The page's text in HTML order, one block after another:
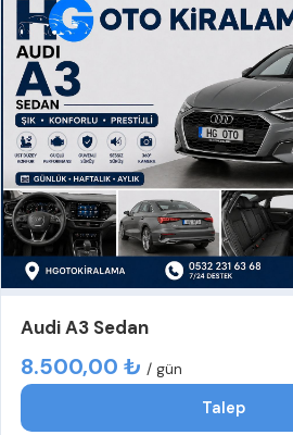
Audi A3 Sedan
8.500,00 ₺ / gün
Talep